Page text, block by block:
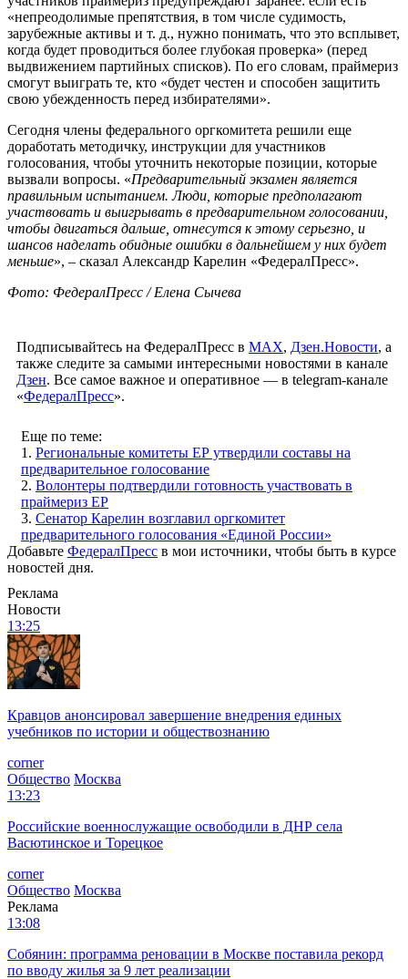
«непреодолимые препятствия, в том числе судимость,
зарубежные активы и т. д., нужно понимать, что это всплывет,
когда будет проводиться более глубокая проверка» (перед
выдвижением партийных списков). По его словам, праймериз
смогут выиграть те, кто «будет честен и способен защитить
свою убежденность перед избирателями».
Сегодня члены федерального оргкомитета решили еще
доработать методичку, инструкции для участников
голосования, чтобы уточнить некоторые позиции, которые
вызвали вопросы. «Предварительный экзамен является
правильным испытанием. Люди, которые предполагают
участвовать и выигрывать в предварительном голосовании,
чтобы двигаться дальше, отнесутся к этому серьезно, и
шансов наделать обидные ошибки в дальнейшем у них будет
меньше», – сказал Александр Карелин «ФедералПресс».
Фото: ФедералПресс / Елена Сычева
Подписывайтесь на ФедералПресс в МАХ, Дзен.Новости, а
также следите за самыми интересными новостями в канале
Дзен. Все самое важное и оперативное — в telegram-канале
«ФедералПресс».
Еще по теме:
1. Региональные комитеты ЕР утвердили составы на
предварительное голосование
2. Волонтеры подтвердили готовность участвовать в
праймериз ЕР
3. Сенатор Карелин возглавил оргкомитет
предварительного голосования «Единой России»
Добавьте ФедералПресс в мои источники, чтобы быть в курсе
новостей дня.
Реклама
Новости
13:25
Кравцов анонсировал завершение внедрения единых
учебников по истории и обществознанию
corner
Общество Москва
13:23
Российские военнослужащие освободили в ДНР села
Васютинское и Торецкое
corner
Общество Москва
Реклама
13:08
Собянин: программа реновации в Москве поставила рекорд
по вводу жилья за 9 лет реализации